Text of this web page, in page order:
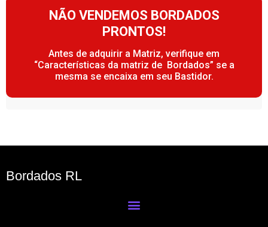
NÃO VENDEMOS BORDADOS
PRONTOS!
Antes de adquirir a Matriz, verifique em
“Características da matriz de Bordados” se a
mesma se encaixa em seu Bastidor.
Bordados RL